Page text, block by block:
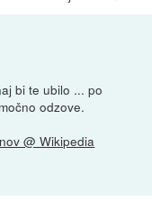
bi te ubilo ... po
odzove.
@ Wikipedia